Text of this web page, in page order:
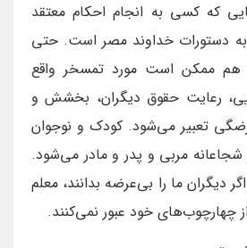
که کسی به انجام احکام معتقد
دستورات خداوند مصر است. حتی
هم ممکن است مورد تمسخر واقع
رعایت حقوق دیگران، بخشش و
تعبیر می‌شود. کودک و نوجوان
شجاعانه مربی و پدر و مادر می‌شود.
دیگران ما را بی‌عرضه بدانند، معلم
چهارچوب‌های خود عبور نمی‌کنند.